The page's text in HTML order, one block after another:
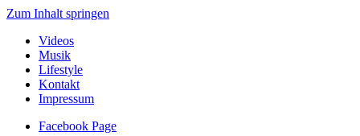
Zum Inhalt springen
Videos
Musik
Lifestyle
Kontakt
Impressum
Facebook Page